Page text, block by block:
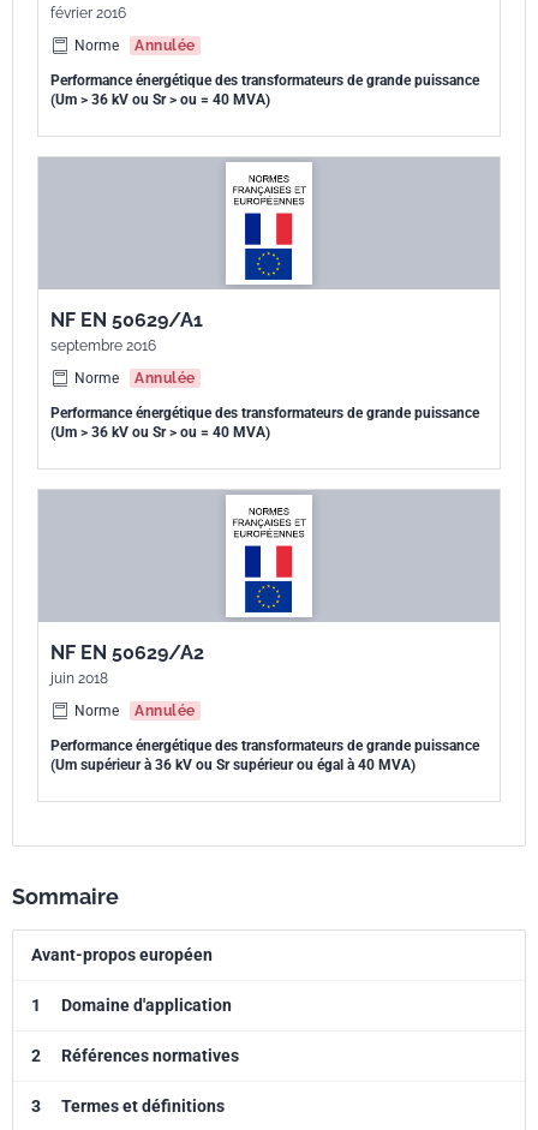
février 2016
Norme
Annulée
Performance énergétique des transformateurs de grande puissance
(Um > 36 kV ou Sr > ou = 40 MVA)
NF EN 50629/A1
septembre 2016
Norme
Annulée
Performance énergétique des transformateurs de grande puissance
(Um > 36 kV ou Sr > ou = 40 MVA)
NF EN 50629/A2
juin 2018
Norme
Annulée
Performance énergétique des transformateurs de grande puissance
(Um supérieur à 36 kV ou Sr supérieur ou égal à 40 MVA)
Sommaire
Avant-propos européen
1 Domaine d'application
2 Références normatives
3 Termes et définitions